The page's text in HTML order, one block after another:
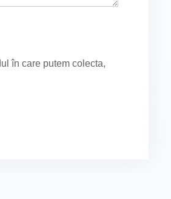
în care putem colecta,